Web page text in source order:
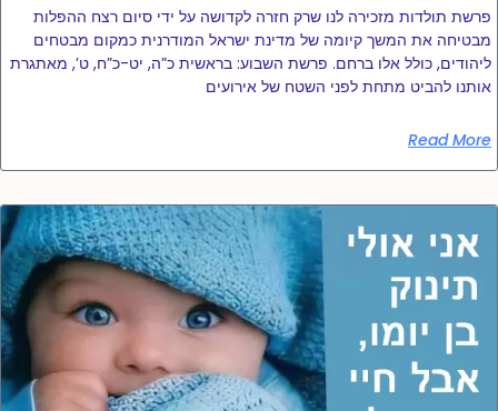
פרשת תולדות מזכירה לנו שרק חזרה לקדושה על ידי סיום רצח ההפלות
מבטיחה את המשך קיומה של מדינת ישראל המודרנית כמקום מבטחים
ליהודים, כולל אלו ברחם. פרשת השבוע: בראשית כ”ה, יט-כ”ח, ט’, מאתגרת
אותנו להביט מתחת לפני השטח של אירועים
Read More